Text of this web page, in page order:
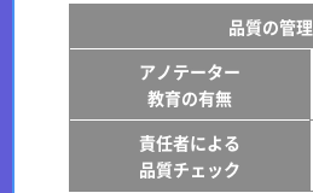
品質の管理
アノテーター
教育の有無
責任者による
品質チェック